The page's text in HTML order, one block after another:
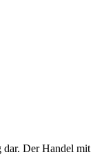
dar. Der Handel mit